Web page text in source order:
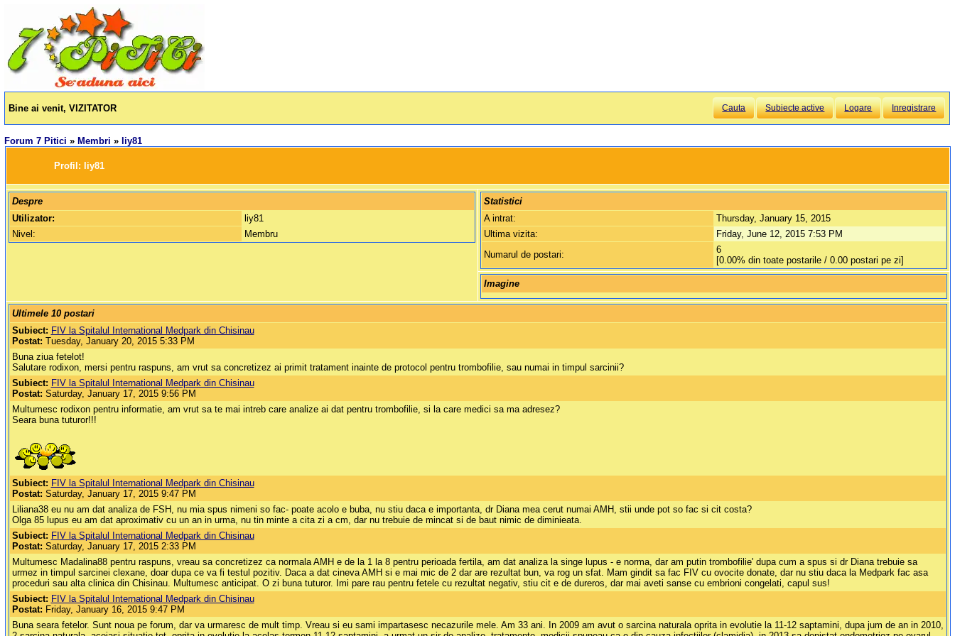
Bine ai venit, VIZITATOR Cauta Subiecte active Logare Inregistrare
Forum 7 Pitici » Membri » liy81
		Profil:
liy81
Despre
Utilizator:
liy81
Nivel:
Membru
Statistici
A intrat:
Thursday, January 15, 2015
Ultima vizita:
Friday, June 12, 2015 7:53 PM
Numarul de postari:
6
[0.00% din toate postarile / 0.00 postari pe zi]
Imagine
Ultimele 10 postari
Subiect: FIV la Spitalul International Medpark din Chisinau
Postat: Tuesday, January 20, 2015 5:33 PM
Buna ziua fetelot!
Salutare rodixon, mersi pentru raspuns, am vrut sa concretizez ai primit tratament inainte de protocol pentru trombofilie, sau numai in timpul sarcinii?
Subiect: FIV la Spitalul International Medpark din Chisinau
Postat: Saturday, January 17, 2015 9:56 PM
Multumesc rodixon pentru informatie, am vrut sa te mai intreb care analize ai dat pentru trombofilie, si la care medici sa ma adresez?
Seara buna tuturor!!!
Subiect: FIV la Spitalul International Medpark din Chisinau
Postat: Saturday, January 17, 2015 9:47 PM
Liliana38 eu nu am dat analiza de FSH, nu mia spus nimeni so fac- poate acolo e buba, nu stiu daca e importanta, dr Diana mea cerut numai AMH, stii unde pot so fac si cit costa?
Olga 85 lupus eu am dat aproximativ cu un an in urma, nu tin minte a cita zi a cm, dar nu trebuie de mincat si de baut nimic de diminieata.
Subiect: FIV la Spitalul International Medpark din Chisinau
Postat: Saturday, January 17, 2015 2:33 PM
Multumesc Madalina88 pentru raspuns, vreau sa concretizez ca normala AMH e de la 1 la 8 pentru perioada fertila, am dat analiza la singe lupus - e norma, dar am putin trombofilie' dupa cum a spus si dr Diana trebuie sa
urmez in timpul sarcinei clexane, doar dupa ce va fi testul pozitiv. Daca a dat cineva AMH si e mai mic de 2 dar are rezultat bun, va rog un sfat. Mam gindit sa fac FIV cu ovocite donate, dar nu stiu daca la Medpark fac asa
proceduri sau alta clinica din Chisinau. Multumesc anticipat. O zi buna tuturor. Imi pare rau pentru fetele cu rezultat negativ, stiu cit e de dureros, dar mai aveti sanse cu embrioni congelati, capul sus!
Subiect: FIV la Spitalul International Medpark din Chisinau
Postat: Friday, January 16, 2015 9:47 PM
Buna seara fetelor. Sunt noua pe forum, dar va urmaresc de mult timp. Vreau si eu sami impartasesc necazurile mele. Am 33 ani. In 2009 am avut o sarcina naturala oprita in evolutie la 11-12 saptamini, dupa jum de an in 2010,